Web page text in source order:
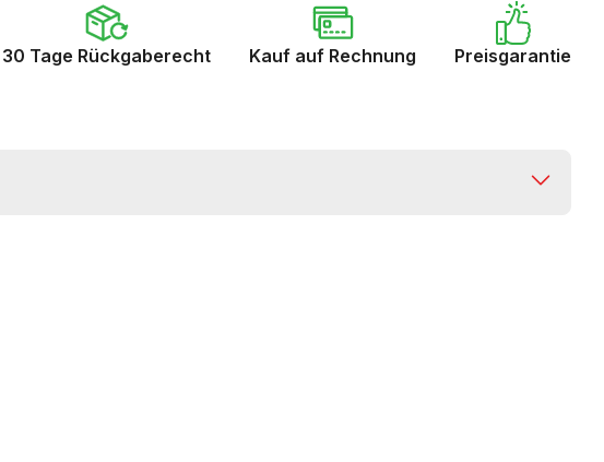
30 Tage Rückgaberecht Kauf auf Rechnung Preisgarantie